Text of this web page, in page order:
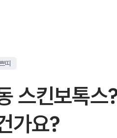
띠
스킨보톡스
가요?